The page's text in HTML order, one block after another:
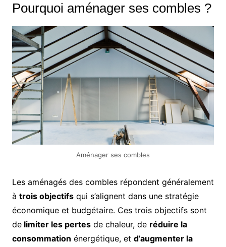
Pourquoi aménager ses combles ?
Aménager ses combles
Les aménagés des combles répondent généralement
à trois objectifsqui s’alignent dans une stratégie
économique et budgétaire. Ces trois objectifs sont
delimiter les pertesde chaleur, de réduire la
consommation énergétique, et d’augmenter la